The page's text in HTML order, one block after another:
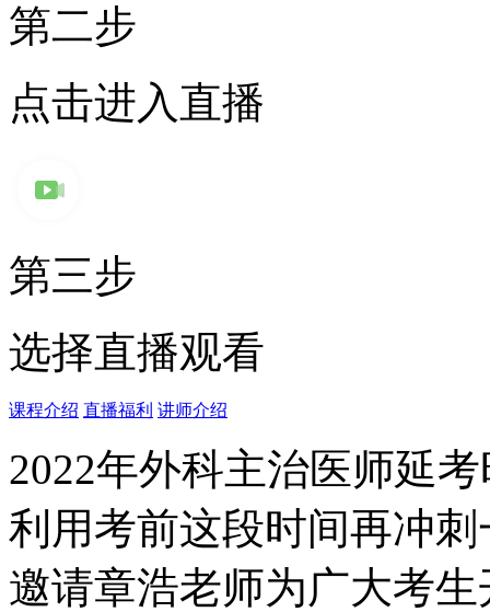
第二步
点击进入直播
第三步
选择直播观看
课程介绍 直播福利 讲师介绍
2022年外科主治医师延
利用考前这段时间再冲
邀请章浩老师为广大考